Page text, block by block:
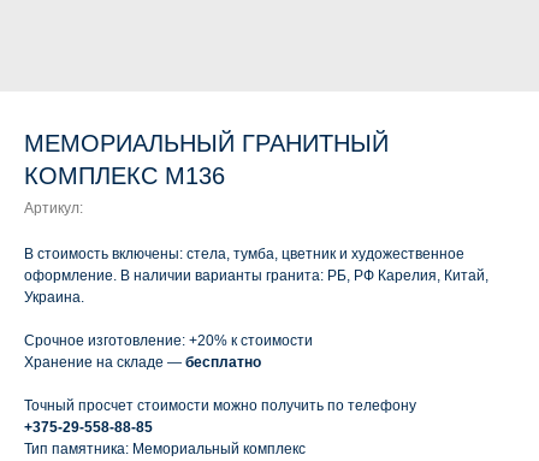
МЕМОРИАЛЬНЫЙ ГРАНИТНЫЙ
КОМПЛЕКС М136
Артикул:
В стоимость включены: стела, тумба, цветник и художественное
оформление. В наличии варианты гранита: РБ, РФ Карелия, Китай,
Украина.
Срочное изготовление: +20% к стоимости
Хранение на складе — бесплатно
Точный просчет стоимости можно получить по телефону
+375-29-558-88-85
Тип памятника: Мемориальный комплекс